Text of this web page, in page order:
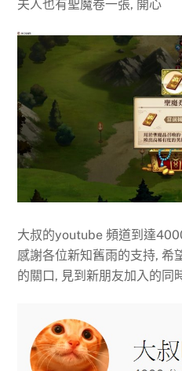
夫人也有聖魔卷一張, 開心
大叔的youtube 頻道到達
感謝各位新知舊雨的支持,
的關口, 見到新朋友加入的同